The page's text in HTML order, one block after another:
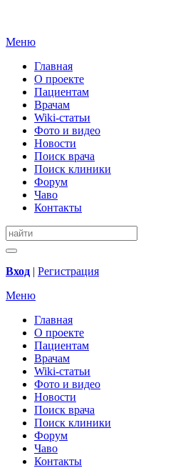
Меню
Главная
О проекте
Пациентам
Врачам
Wiki-статьи
Фото и видео
Новости
Поиск врача
Поиск клиники
Форум
Чаво
Контакты
Вход | Регистрация
Меню
Главная
О проекте
Пациентам
Врачам
Wiki-статьи
Фото и видео
Новости
Поиск врача
Поиск клиники
Форум
Чаво
Контакты